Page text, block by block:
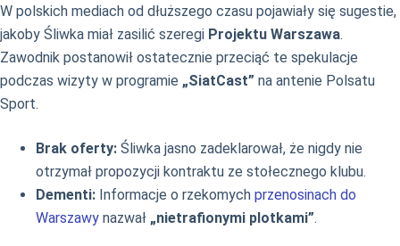
W polskich mediach od dłuższego czasu pojawiały się sugestie,
jakoby Śliwka miał zasilić szeregi Projektu Warszawa.
Zawodnik postanowił ostatecznie przeciąć te spekulacje
podczas wizyty w programie „SiatCast” na antenie Polsatu
Sport.
Brak oferty: Śliwka jasno zadeklarował, że nigdy nie
otrzymał propozycji kontraktu ze stołecznego klubu.
Dementi: Informacje o rzekomych przenosinach do
Warszawy nazwał „nietrafionymi plotkami”.